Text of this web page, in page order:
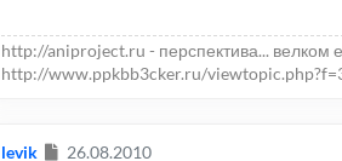
http://aniproject.ru - перспектива... велком
http://www.ppkbb3cker.ru/
levik Сообщение
26.08.2010